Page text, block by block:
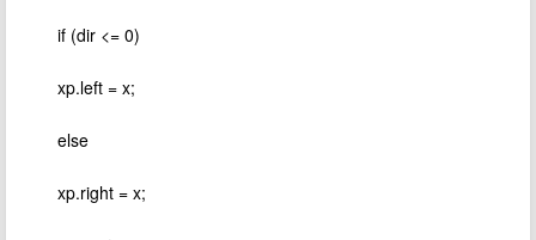
​ if (dir <= 0)
​ xp.left = x;
​ else
​ xp.right = x;